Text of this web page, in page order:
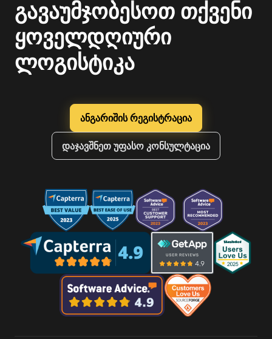
გავაუმჯობესოთ თქვენი
ყოველდღიური
ლოგისტიკა
ანგარიშის რეგისტრაცია
დაჯავშნეთ უფასო კონსულტაცია